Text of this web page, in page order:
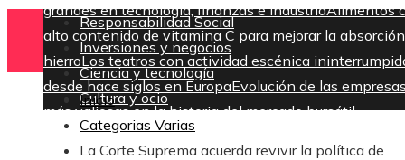
grandes en tecnología, finanzas e industriaAlimentos
alto contenido de vitamina C para mejorar la
hierroLos teatros con actividad escénica
desde hace siglos en EuropaEvolución de las
más valiosas en la historia del mercado bursátil
jueves, agosto 6
Responsabilidad Social
Inversiones y negocios
Ciencia y tecnología
Cultura y ocio
Inicio
Categorias Varias
La Corte Suprema acuerda revivir la política de